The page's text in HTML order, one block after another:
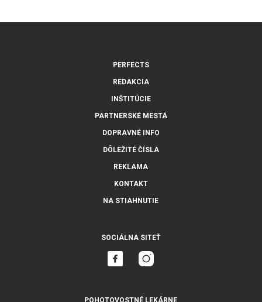
PERFECTS
REDAKCIA
INŠTITÚCIE
PARTNERSKÉ MESTÁ
DOPRAVNÉ INFO
DÔLEŽITÉ ČÍSLA
REKLAMA
KONTAKT
NA STIAHNUTIE
SOCIÁLNA SITEŤ
POHOTOVOSTNÉ LEKÁRNE